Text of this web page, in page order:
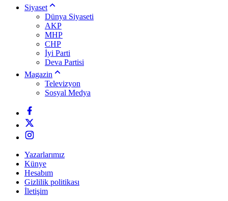
Siyaset
Dünya Siyaseti
AKP
MHP
CHP
İyi Parti
Deva Partisi
Magazin
Televizyon
Sosyal Medya
Yazarlarımız
Künye
Hesabım
Gizlilik politikası
İletişim